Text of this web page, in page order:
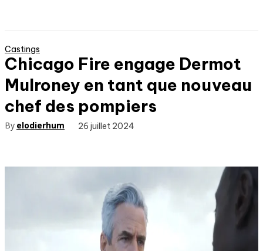
Castings
Chicago Fire engage Dermot
Mulroney en tant que nouveau
chef des pompiers
By elodierhum 26 juillet 2024